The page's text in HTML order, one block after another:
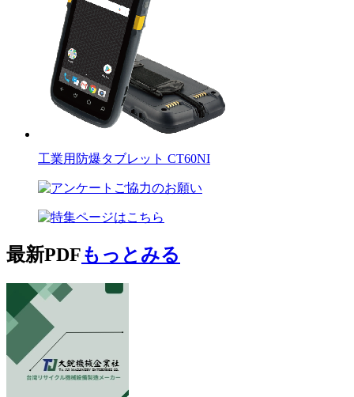
工業用防爆タブレット CT60NI
最新PDFもっとみる